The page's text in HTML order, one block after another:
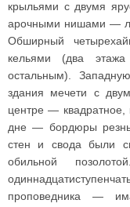
крыльями с двумя
арочными нишами —
Обширный
кельями (два
остальным).
здания мечети с
центре —
дне — бордюры
стен и свода были
обильной
проповедника —